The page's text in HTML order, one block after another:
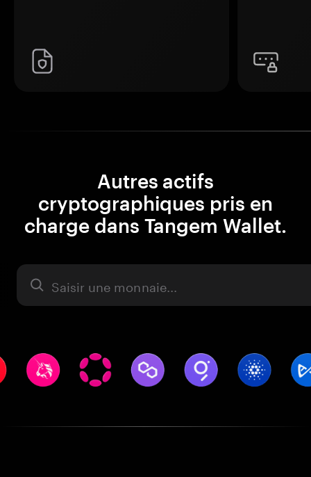
Autres actifs
cryptographiques pris en
charge dans Tangem Wallet.
Actifs